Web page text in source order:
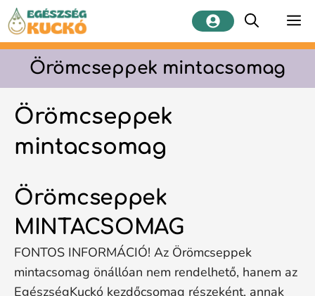
Kilépés
tartalomba
Örömcseppek mintacsomag
Örömcseppek
mintacsomag
Örömcseppek
MINTACSOMAG
FONTOS INFORMÁCIÓ! Az Örömcseppek
mintacsomag önállóan nem rendelhető, hanem az
EgészségKuckó kezdőcsomag részeként, annak